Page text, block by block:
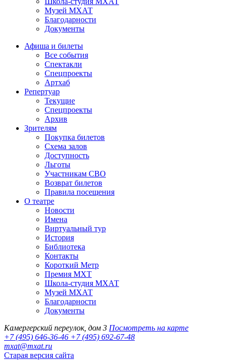
Музей МХАТ
Благодарности
Документы
Афиша и билеты
Все события
Спектакли
Спецпроекты
Артхаб
Репертуар
Текущие
Спецпроекты
Архив
Зрителям
Покупка билетов
Схема залов
Доступность
Льготы
Участникам СВО
Возврат билетов
Правила посещения
О театре
Новости
Имена
Виртуальный тур
История
Библиотека
Контакты
Короткий Метр
Премия МХТ
Школа-студия МХАТ
Музей МХАТ
Благодарности
Документы
Камергерский переулок, дом 3 Посмотреть на карте
+7 (495) 646-36-46 +7 (495) 692-67-48‬
mxat@mxat.ru
Старая версия сайта